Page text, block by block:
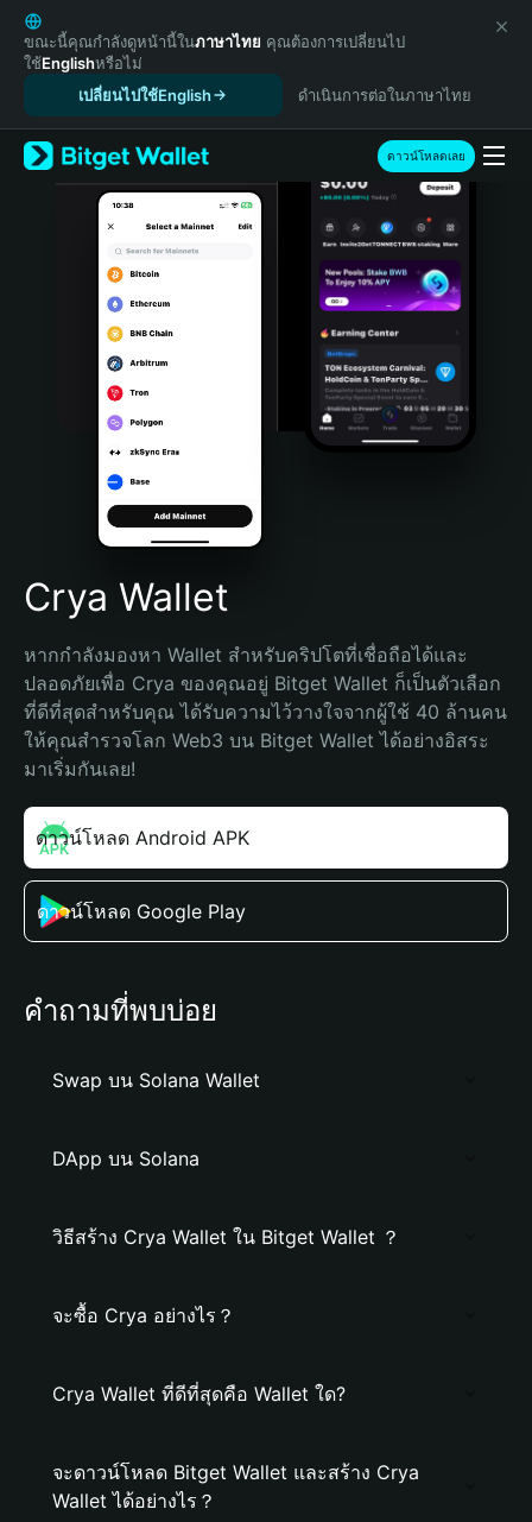
English
日本語
Tiếng Việt
Español (Latinoamérica)
Türkçe
Italiano
Português (Portugal)
Bahasa Indonesia
Português (Brasil)
Español (Argentina)
ขณะนี้คุณกำลังดูหน้านี้ในภาษาไทย คุณต้องการเปลี่ยนไป
ใช้Englishหรือไม่
เปลี่ยนไปใช้English
ดำเนินการต่อในภาษาไทย
ดาวน์โหลดเลย
Crya Wallet
หากกำลังมองหา Wallet สำหรับคริปโตที่เชื่อถือได้และ
ปลอดภัยเพื่อ Crya ของคุณอยู่ Bitget Wallet ก็เป็นตัวเลือก
ที่ดีที่สุดสำหรับคุณ ได้รับความไว้วางใจจากผู้ใช้ 40 ล้านคน
ให้คุณสำรวจโลก Web3 บน Bitget Wallet ได้อย่างอิสระ
มาเริ่มกันเลย!
ดาวน์โหลด Android APK
ดาวน์โหลด Google Play
คำถามที่พบบ่อย
Swap บน Solana Wallet
DApp บน Solana
วิธีสร้าง Crya Wallet ใน Bitget Wallet ？
จะซื้อ Crya อย่างไร？
Crya Wallet ที่ดีที่สุดคือ Wallet ใด?
จะดาวน์โหลด Bitget Wallet และสร้าง Crya
Wallet ได้อย่างไร？